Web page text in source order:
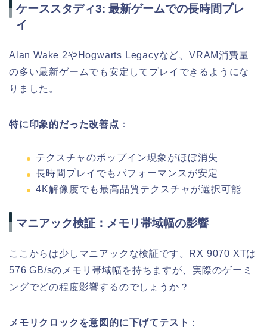
ケーススタディ3: 最新ゲームでの長時間プレ
イ
Alan Wake 2やHogwarts Legacyなど、VRAM消費量
の多い最新ゲームでも安定してプレイできるようにな
りました。
特に印象的だった改善点 ：
テクスチャのポップイン現象がほぼ消失
長時間プレイでもパフォーマンスが安定
4K解像度でも最高品質テクスチャが選択可能
マニアック検証：メモリ帯域幅の影響
ここからは少しマニアックな検証です。RX 9070 XTは
576 GB/sのメモリ帯域幅を持ちますが、実際のゲーミ
ングでどの程度影響するのでしょうか？
メモリクロックを意図的に下げてテスト ：